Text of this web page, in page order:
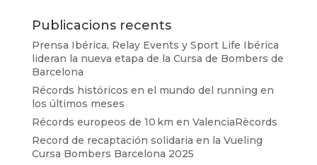
Publicacions recents
Prensa Ibérica, Relay Events y Sport Life Ibérica
lideran la nueva etapa de la Cursa de Bombers de
Barcelona
Récords históricos en el mundo del running en
los últimos meses
Récords europeos de 10 km en ValenciaRècords
Record de recaptación solidaria en la Vueling
Cursa Bombers Barcelona 2025